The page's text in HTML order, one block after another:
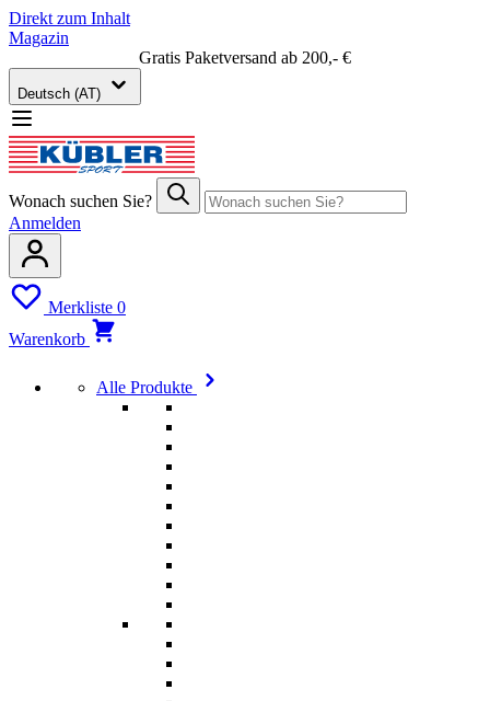
Direkt zum Inhalt
Magazin
Gratis Paketversand ab 200,- €
Deutsch (AT)
Wonach suchen Sie?
Anmelden
Merkliste 0
Warenkorb
Alle Produkte